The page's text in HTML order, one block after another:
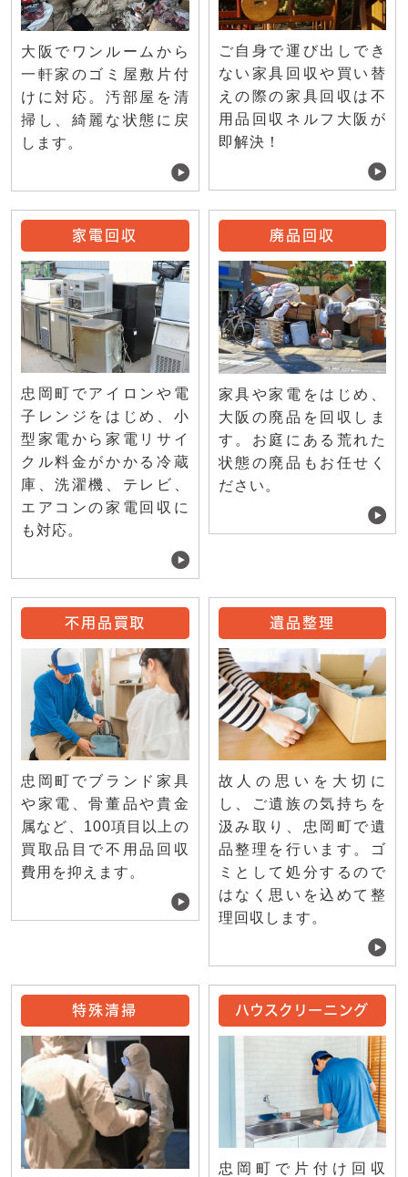
大阪でワンルームから
一軒家のゴミ屋敷片付
けに対応。汚部屋を清
掃し、綺麗な状態に戻
します。
ご自身で運び出しでき
ない家具回収や買い替
えの際の家具回収は不
用品回収ネルフ大阪が
即解決！
家電回収
忠岡町でアイロンや電
子レンジをはじめ、小
型家電から家電リサイ
クル料金がかかる冷蔵
庫、洗濯機、テレビ、
エアコンの家電回収に
も対応。
廃品回収
家具や家電をはじめ、
大阪の廃品を回収しま
す。お庭にある荒れた
状態の廃品もお任せく
ださい。
不用品買取
忠岡町でブランド家具
や家電、骨董品や貴金
属など、100項目以上の
買取品目で不用品回収
費用を抑えます。
遺品整理
故人の思いを大切に
し、ご遺族の気持ちを
汲み取り、忠岡町で遺
品整理を行います。ゴ
ミとして処分するので
はなく思いを込めて整
理回収します。
特殊清掃 ハウスクリーニング
忠岡町で片付け回収